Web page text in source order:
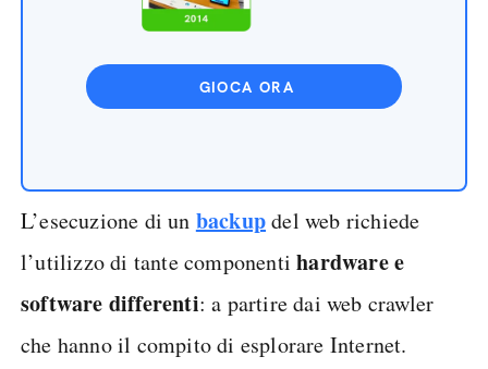
GIOCA ORA
L’esecuzione di un backupdel web richiede
l’utilizzo di tante componentihardware e
software differenti: a partire dai web crawler
che hanno il compito di esplorare Internet.